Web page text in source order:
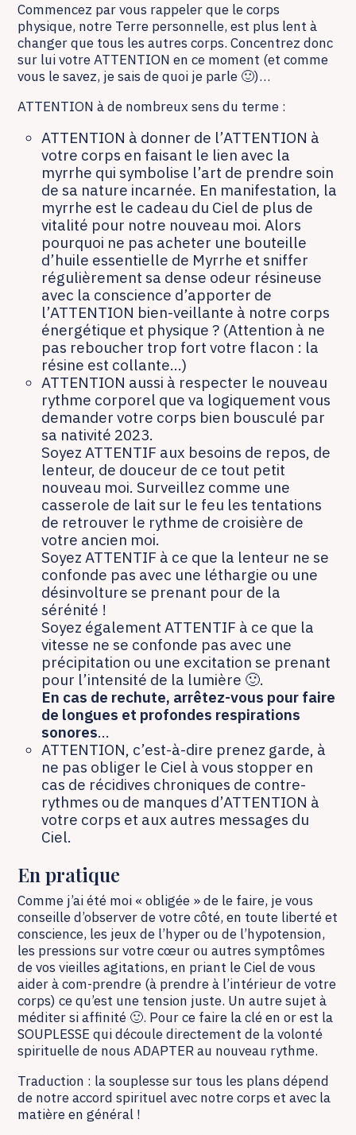
Commencez par vous rappeler que le corps
physique, notre Terre personnelle, est plus lent à
changer que tous les autres corps. Concentrez donc
sur lui votre ATTENTION en ce moment (et comme
vous le savez, je sais de quoi je parle 🙂)…
ATTENTION à de nombreux sens du terme :
ATTENTION à donner de l’ATTENTION à
votre corps en faisant le lien avec la
myrrhe qui symbolise l’art de prendre soin
de sa nature incarnée. En manifestation, la
myrrhe est le cadeau du Ciel de plus de
vitalité pour notre nouveau moi. Alors
pourquoi ne pas acheter une bouteille
d’huile essentielle de Myrrhe et sniffer
régulièrement sa dense odeur résineuse
avec la conscience d’apporter de
l’ATTENTION bien-veillante à notre corps
énergétique et physique ? (Attention à ne
pas reboucher trop fort votre flacon : la
résine est collante…)
ATTENTION aussi à respecter le nouveau
rythme corporel que va logiquement vous
demander votre corps bien bousculé par
sa nativité 2023.
Soyez ATTENTIF aux besoins de repos, de
lenteur, de douceur de ce tout petit
nouveau moi. Surveillez comme une
casserole de lait sur le feu les tentations
de retrouver le rythme de croisière de
votre ancien moi.
Soyez ATTENTIF à ce que la lenteur ne se
confonde pas avec une léthargie ou une
désinvolture se prenant pour de la
sérénité !
Soyez également ATTENTIF à ce que la
vitesse ne se confonde pas avec une
précipitation ou une excitation se prenant
pour l’intensité de la lumière 🙂.
En cas de rechute, arrêtez-vous pour faire
de longues et profondes respirations
sonores…
ATTENTION, c’est-à-dire prenez garde, à
ne pas obliger le Ciel à vous stopper en
cas de récidives chroniques de contre-
rythmes ou de manques d’ATTENTION à
votre corps et aux autres messages du
Ciel.
En pratique
Comme j’ai été moi « obligée » de le faire, je vous
conseille d’observer de votre côté, en toute liberté et
conscience, les jeux de l’hyper ou de l’hypotension,
les pressions sur votre cœur ou autres symptômes
de vos vieilles agitations, en priant le Ciel de vous
aider à com-prendre (à prendre à l’intérieur de votre
corps) ce qu’est une tension juste. Un autre sujet à
méditer si affinité 🙂. Pour ce faire la clé en or est la
SOUPLESSE qui découle directement de la volonté
spirituelle de nous ADAPTER au nouveau rythme.
Traduction : la souplesse sur tous les plans dépend
de notre accord spirituel avec notre corps et avec la
matière en général !